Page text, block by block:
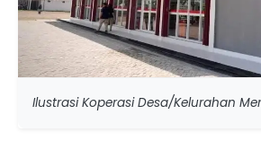
Ilustrasi Koperasi Desa/Kelurahan